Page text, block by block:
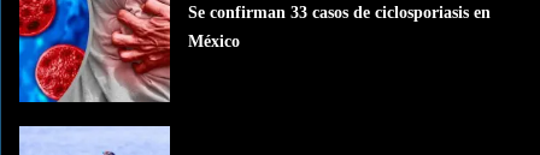
Se confirman 33 casos de ciclosporiasis en
México